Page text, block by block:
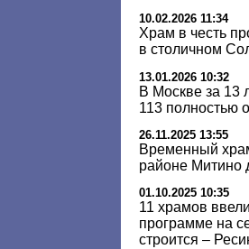
10.02.2026 11:34
Храм в честь
в столичном
13.01.2026 10:32
В Москве за 13
113 полностью
26.11.2025 13:55
Временный
районе Митино
01.10.2025 10:35
11 храмов
программе на
строится –